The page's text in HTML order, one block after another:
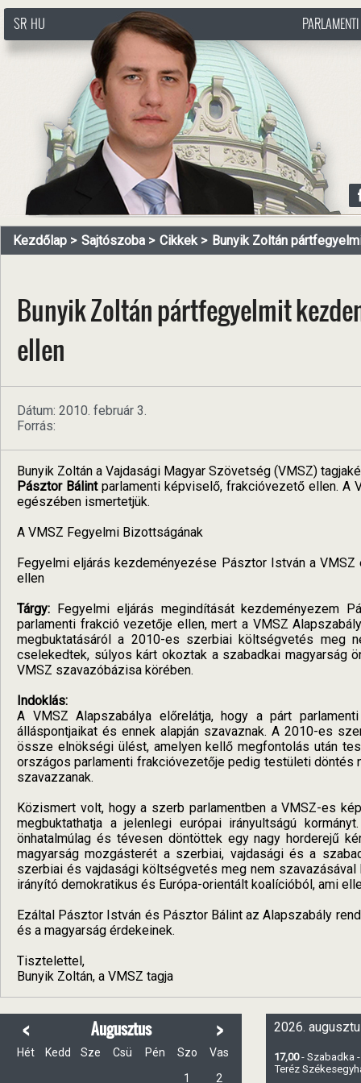
http://www.pasztorbalint.rs/hu
SR HU
Kezdőlap Sajtószoba Cikkek Bunyik Zoltán
Bunyik Zoltán pártfegyelmit
ellen
Dátum: 2010. február 3.
Forrás:
Bunyik Zoltán a Vajdasági Magyar Szövetség (VMSZ)
Pásztor Bálintparlamenti képviselő, frakcióvezető ellen. A
egészében ismertetjük.
A VMSZ Fegyelmi Bizottságának
Fegyelmi eljárás kezdeményezése Pásztor István a
ellen
Tárgy: Fegyelmi eljárás megindítását kezdeményezem
parlamenti frakció vezetője ellen, mert a VMSZ
megbuktatásáról a 2010-es szerbiai költségvetés meg
cselekedtek, súlyos kárt okoztak a szabadkai magyarság
VMSZ szavazóbázisa körében.
Indoklás:
A VMSZ Alapszabálya előrelátja, hogy a párt
álláspontjaikat és ennek alapján szavaznak. A 2010-es
össze elnökségi ülést, amelyen kellő megfontolás után
országos parlamenti frakcióvezetője pedig testületi
szavazzanak.
Közismert volt, hogy a szerb parlamentben a VMSZ-es
megbuktathatja a jelenlegi európai irányultságú
önhatalmúlag és tévesen döntöttek egy nagy horderejű
magyarság mozgásterét a szerbiai, vajdasági és a
szerbiai és vajdasági költségvetés meg nem
irányító demokratikus és Európa-orientált koalícióból, ami
Ezáltal Pásztor István és Pásztor Bálint az Alapszabály
és a magyarság érdekeinek.
Tisztelettel,
Bunyik Zoltán, a VMSZ tagja
< Augusztus >
Hét Kedd Sze Csü Pén Szo
Vas
1
2
2026.
17,00- Szabadka
Teréz